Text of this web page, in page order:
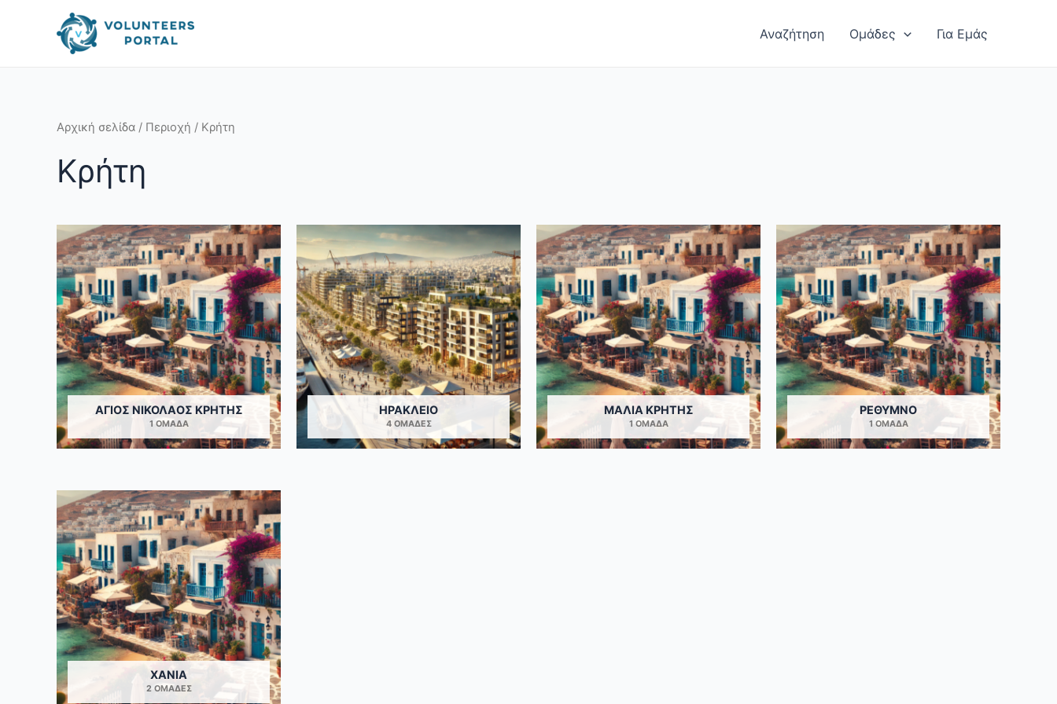
Αναζήτηση Ομάδες Για Εμάς
Αρχική σελίδα / Περιοχή / Κρήτη
Κρήτη
ΆΓΙΟΣ ΝΙΚΌΛΑΟΣ ΚΡΉΤΗΣ
1 ΟΜΆΔΑ
ΗΡΆΚΛΕΙΟ
4 ΟΜΆΔΕΣ
ΜΆΛΙΑ ΚΡΉΤΗΣ
1 ΟΜΆΔΑ
ΡΈΘΥΜΝΟ
1 ΟΜΆΔΑ
ΧΑΝΙΆ
2 ΟΜΆΔΕΣ